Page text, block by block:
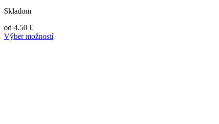
Skladom
od 4.50 €
Výber možností